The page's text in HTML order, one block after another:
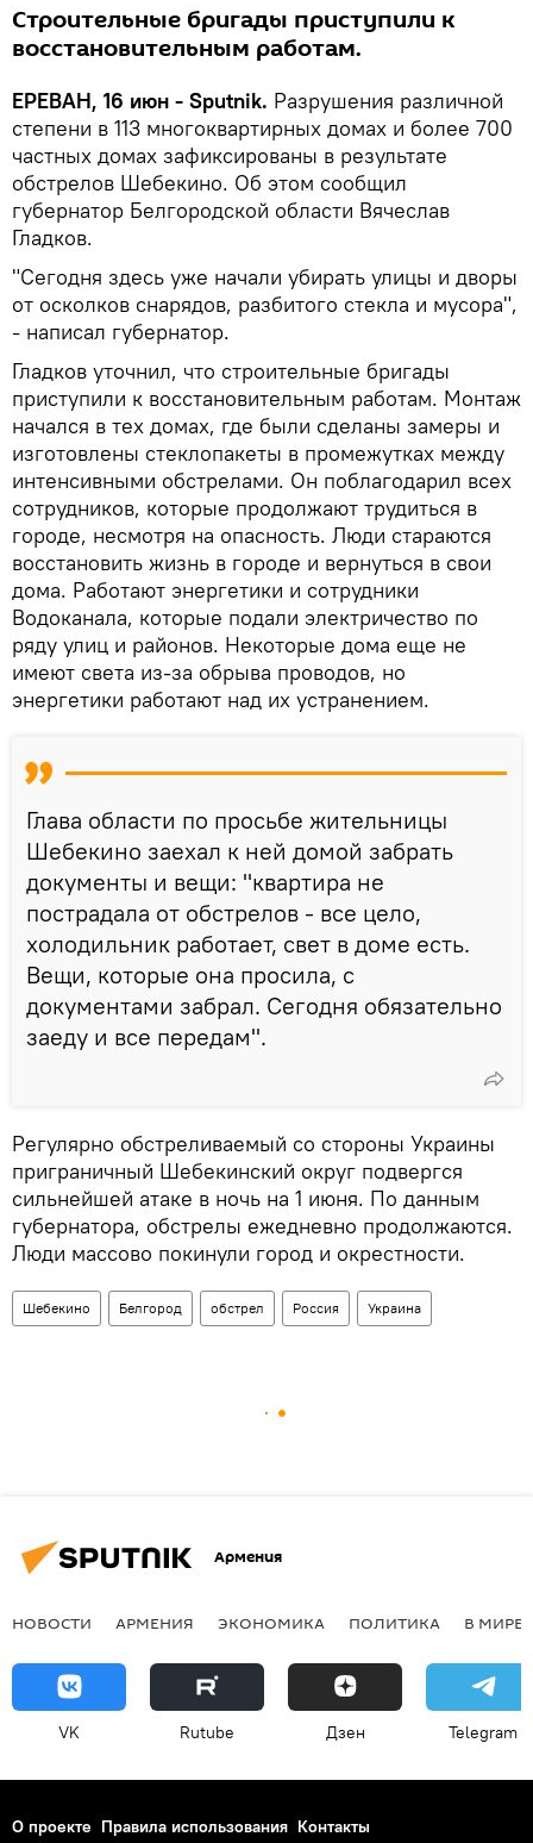
Строительные бригады приступили к
восстановительным работам.
ЕРЕВАН, 16 июн - Sputnik. Разрушения различной
степени в 113 многоквартирных домах и более 700
частных домах зафиксированы в результате
обстрелов Шебекино. Об этом сообщил
губернатор Белгородской области Вячеслав
Гладков.
"Сегодня здесь уже начали убирать улицы и дворы
от осколков снарядов, разбитого стекла и мусора",
- написал губернатор.
Гладков уточнил, что строительные бригады
приступили к восстановительным работам. Монтаж
начался в тех домах, где были сделаны замеры и
изготовлены стеклопакеты в промежутках между
интенсивными обстрелами. Он поблагодарил всех
сотрудников, которые продолжают трудиться в
городе, несмотря на опасность. Люди стараются
восстановить жизнь в городе и вернуться в свои
дома. Работают энергетики и сотрудники
Водоканала, которые подали электричество по
ряду улиц и районов. Некоторые дома еще не
имеют света из-за обрыва проводов, но
энергетики работают над их устранением.
Глава области по просьбе жительницы
Шебекино заехал к ней домой забрать
документы и вещи: "квартира не
пострадала от обстрелов - все цело,
холодильник работает, свет в доме есть.
Вещи, которые она просила, с
документами забрал. Сегодня обязательно
заеду и все передам".
Регулярно обстреливаемый со стороны Украины
приграничный Шебекинский округ подвергся
сильнейшей атаке в ночь на 1 июня. По данным
губернатора, обстрелы ежедневно продолжаются.
Люди массово покинули город и окрестности.
Шебекино Белгород обстрел Россия Украина
Армения
НОВОСТИ АРМЕНИЯ ЭКОНОМИКА ПОЛИТИКА В МИРЕ
VK Rutube Дзен Telegram
О проекте Правила использования Контакты